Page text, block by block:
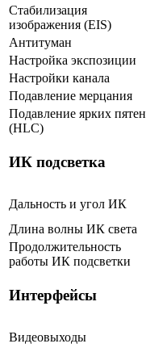
Стабилизация
изображения (EIS)
Антитуман
Настройка экспозиции
Настройки канала
Подавление мерцания
Подавление ярких пятен
(HLC)
ИК подсветка
Дальность и угол ИК
Длина волны ИК света
Продолжительность
работы ИК подсветки
Интерфейсы
Видеовыходы